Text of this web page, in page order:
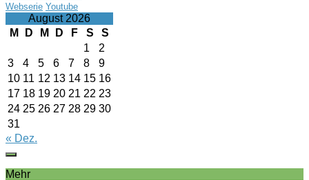
Webserie Youtube
August 2026
M
D M D F S
S
1
2
3
4 5 6 7 8
9
10 11 12 13 14 15 16
17 18 19 20 21 22 23
24 25 26 27 28 29 30
31
« Dez.
Mehr